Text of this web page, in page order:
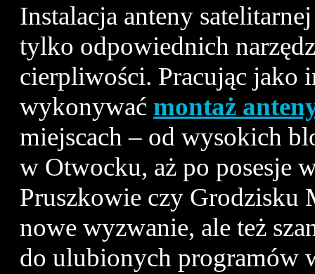
Instalacja anteny
tylko odpowiednich
cierpliwości. Pracując jako
wykonywać montaż
miejscach – od wysokich
w Otwocku, aż po posesje
Pruszkowie czy Grodzisku
nowe wyzwanie, ale też
do ulubionych programów